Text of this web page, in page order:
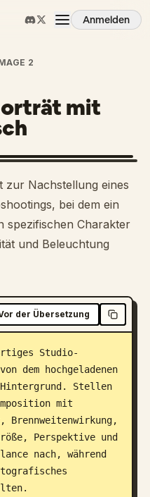
Anmelden
2
mit
zur Nachstellung eines
bei dem ein
spezifischen Charakter
und Beleuchtung
der Übersetzung
Studio-
dem hochgeladenen
Stellen
mit
Brennweitenwirkung,
Perspektive und
nach, während